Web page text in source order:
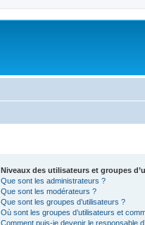
Niveaux des utilisateurs et groupes
Que sont les administrateurs ?
Que sont les modérateurs ?
Que sont les groupes d’utilisateurs ?
Où sont les groupes d’utilisateurs et
Comment puis-je devenir le responsable